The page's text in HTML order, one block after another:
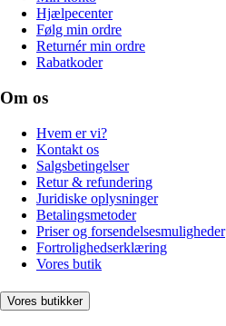
Hjælpecenter
Følg min ordre
Returnér min ordre
Rabatkoder
Om os
Hvem er vi?
Kontakt os
Salgsbetingelser
Retur & refundering
Juridiske oplysninger
Betalingsmetoder
Priser og forsendelsesmuligheder
Fortrolighedserklæring
Vores butik
Vores butikker